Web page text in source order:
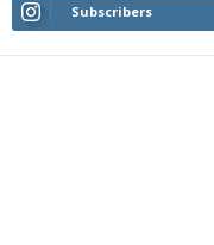
Subscribers